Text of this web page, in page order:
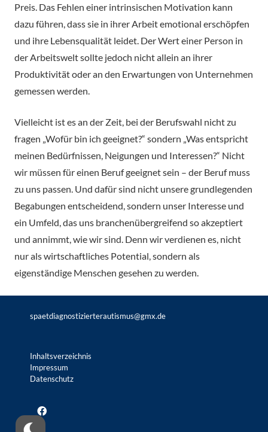
Preis. Das Fehlen einer intrinsischen Motivation kann
dazu führen, dass sie in ihrer Arbeit emotional erschöpfen
und ihre Lebensqualität leidet. Der Wert einer Person in
der Arbeitswelt sollte jedoch nicht allein an ihrer
Produktivität oder an den Erwartungen von Unternehmen
gemessen werden.
Vielleicht ist es an der Zeit, bei der Berufswahl nicht zu
fragen „Wofür bin ich geeignet?“ sondern „Was entspricht
meinen Bedürfnissen, Neigungen und Interessen?“ Nicht
wir müssen für einen Beruf geeignet sein – der Beruf muss
zu uns passen. Und dafür sind nicht unsere grundlegenden
Begabungen entscheidend, sondern unser Interesse und
ein Umfeld, das uns branchenübergreifend so akzeptiert
und annimmt, wie wir sind. Denn wir verdienen es, nicht
nur als wirtschaftliches Potential, sondern als
eigenständige Menschen gesehen zu werden.
spaetdiagnostizierterautismus@gmx.de
Inhaltsverzeichnis
Impressum
Datenschutz